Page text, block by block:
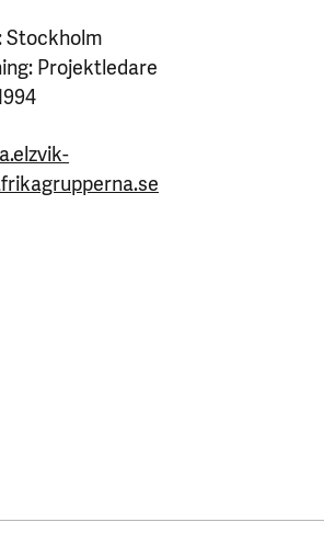
Stockholm
Projektledare